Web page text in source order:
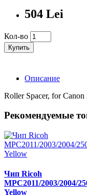
504 Lei
Кол-во
Купить
Описание
Roller Spacer, for
Рекомендуемые
Чип Ricoh
MPC2011/2003/2004/
Yellow